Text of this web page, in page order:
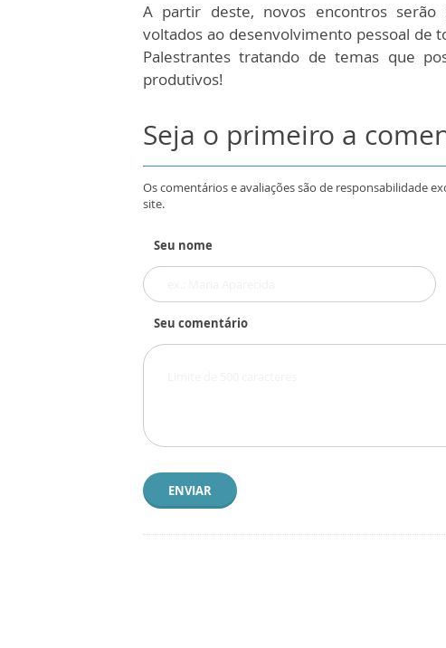
A partir deste, novos encontros serão
voltados ao desenvolvimento pessoal de
Palestrantes tratando de temas que
produtivos!
Seja o primeiro a
Os comentários e avaliações são de responsabilidade
site.
Seu nome
Seu comentário
ENVIAR